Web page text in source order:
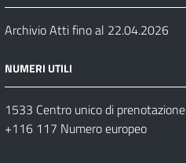
Archivio Atti fino al 22.04.2026
NUMERI UTILI
1533 Centro unico di prenotazione
+116 117 Numero europeo